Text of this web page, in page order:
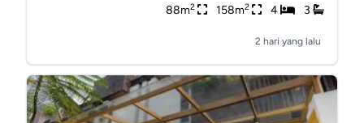
88m2 158m2 4 3
2 hari yang lalu